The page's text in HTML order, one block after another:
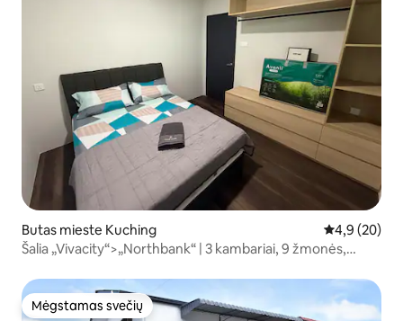
Butas mieste Kuching Vidutinis
4,9 (20)
Šalia „Vivacity“>„Northbank“ | 3 kambariai, 9 žmonės,
Mėgstamas svečių
Mėgstamas svečių